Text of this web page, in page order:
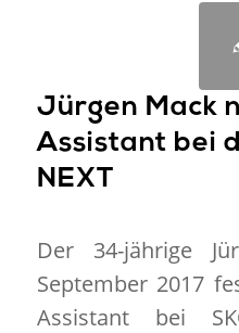
Jürgen Mack
Assistant bei
NEXT
Der 34-jährige
September 2017
Assistant bei